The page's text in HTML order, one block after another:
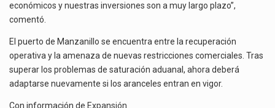
económicos y nuestras inversiones son a muy largo plazo”,
comentó.
El puerto de Manzanillo se encuentra entre la recuperación
operativa y la amenaza de nuevas restricciones comerciales. Tras
superar los problemas de saturación aduanal, ahora deberá
adaptarse nuevamente si los aranceles entran en vigor.
Con información de Expansión